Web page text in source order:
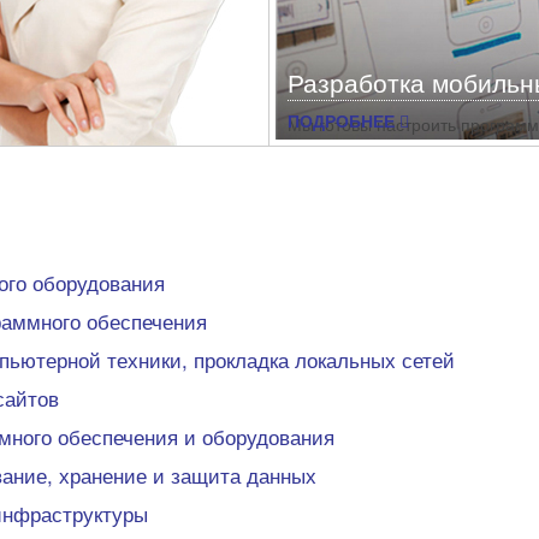
Разработка
Мы готовы настроить
потребности вашего бизнеса
ПОДРОБНЕЕ
оборудования
обеспечения
техники, прокладка локальных сетей
обеспечения и оборудования
хранение и защита данных